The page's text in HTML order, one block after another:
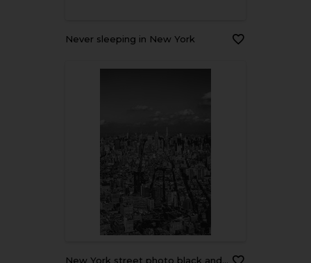
Never sleeping in New York
New York street photo black and white